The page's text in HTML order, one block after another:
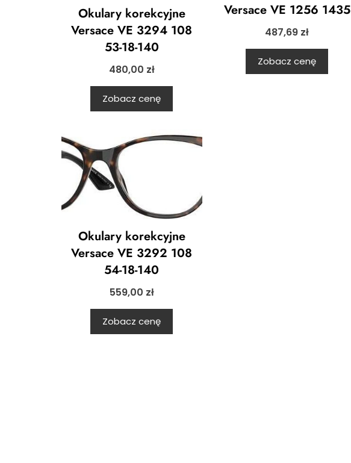
Okulary korekcyjne
Versace VE 3294 108
53-18-140
480,00 zł
Zobacz cenę
Versace VE 1256 1435
487,69 zł
Zobacz cenę
Okulary korekcyjne
Versace VE 3292 108
54-18-140
559,00 zł
Zobacz cenę